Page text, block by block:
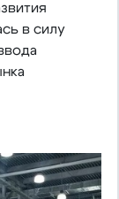
в силу